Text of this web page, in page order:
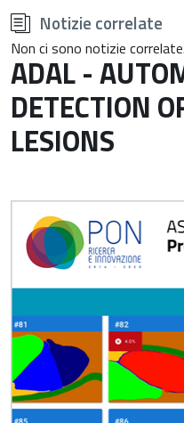
all'inizio
del
contenuto
Notizie correlate
Non ci sono notizie correlate.
ADAL -
DETECTION
LESIONS